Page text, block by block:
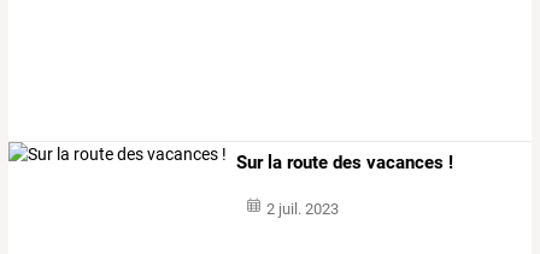
Sur la route des vacances !
2 juil. 2023